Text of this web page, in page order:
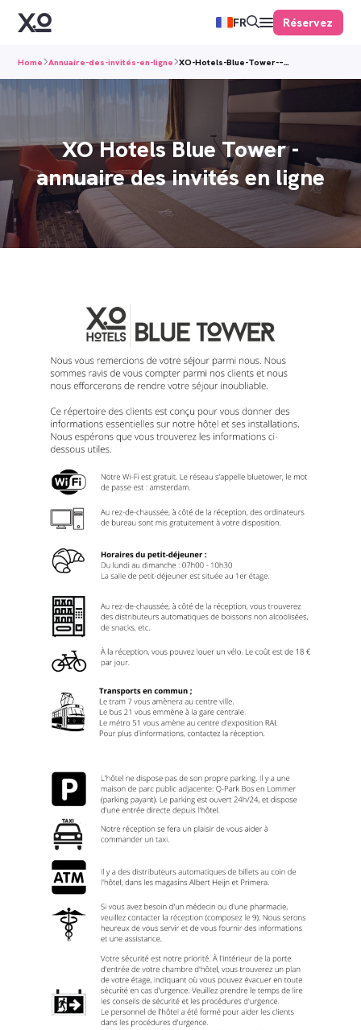
FR Réservez
Home Annuaire-des-invités-en-ligne XO-Hotels-Blue-Tower-–…
XO Hotels Blue Tower -
annuaire des invités en ligne